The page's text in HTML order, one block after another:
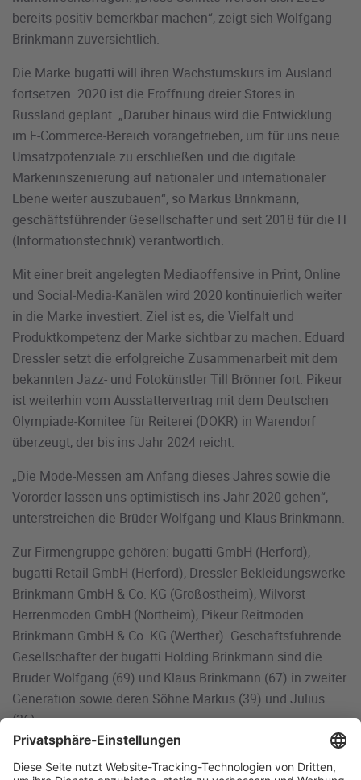
bereits positiv bemerkbar machen“, zeigt sich Wolfgang
Brinkmann zuversichtlich.
Die Marke bugatti will ihren Wachstumskurs im Ausland
fortsetzen. 2020 ist die Eröffnung dreier Stores in
Russland geplant. „Darüber hinaus wird die Entwicklung
im E-Commerce-Bereich vorangetrieben, um für uns neue
Umsatzpotenziale zu erschließen und die digitale
Markeninszenierung auf nationaler und internationaler
Ebene weiter auszubauen“, so Markus Brinkmann,
geschäftsführender Gesellschafter und seit 2018 für die IT
(Informationstechnik) verantwortlich.
Mit einer breit angelegten Mediaoffensive in Print, Online
und Social-Media-Kanälen wird 2020 kontinuierlich weiter
in die Marke investiert. Ziel ist es, die Vielfalt und
Produktkompetenz der Marke sichtbar zu machen. Eduard
Dressler setzt die erfolgreiche Zusammenarbeit mit dem
bekannten Jazz- und Fotokünstler Till Brönner fort. Pikeur
ist weiterhin vom Ausstattervertrag mit dem Deutschen
Olympiade-Komitee für Reiterei (DOKR) in Warendorf
überzeugt, der bis ins Jahr 2024 reicht.
„Die Mode-Messen am Anfang dieses Jahres sowie die
Vororder lassen uns optimistisch ins Jahr 2020 gehen“,
unterstreichen die Brüder Wolfgang und Klaus Brinkmann.
Zur Firmengruppe gehören: bugatti GmbH (Herford),
bugatti Retail GmbH (Herford), Dressler Bekleidungswerke
Brinkmann GmbH & Co. KG (Großostheim), Wilvorst
Herrenmoden GmbH (Northeim), Pikeur Reitmoden
Brinkmann GmbH & Co. KG (Werther). Geschäftsführende
Gesellschafter der bugatti Holding Brinkmann sind die
Brüder Wolfgang (69) und Klaus Brinkmann (67) in zweiter
Generation sowie deren Söhne Markus (39) und Julius
(36).